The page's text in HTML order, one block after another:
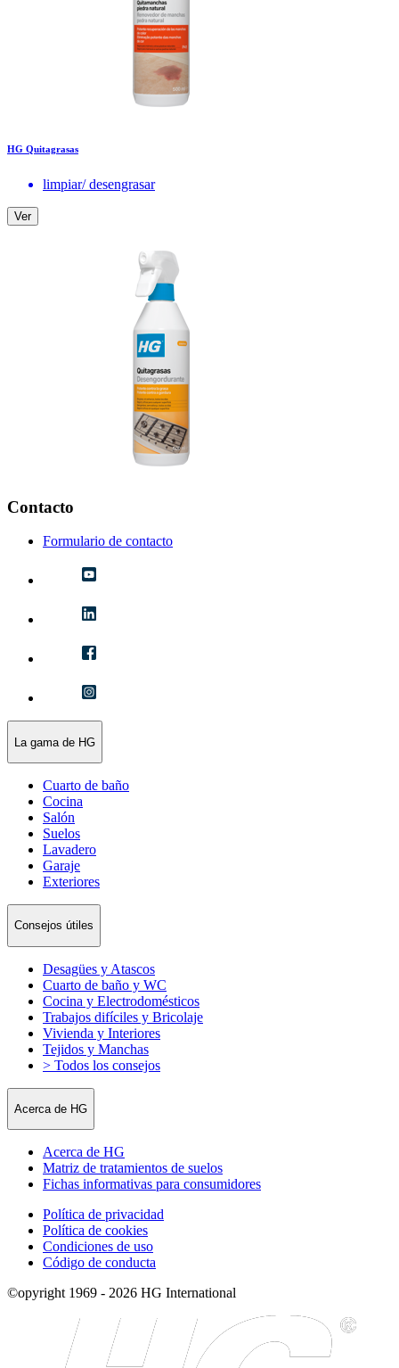
HG Quitagrasas
limpiar/ desengrasar
Ver
Contacto
Formulario de contacto
La gama de HG
Cuarto de baño
Cocina
Salón
Suelos
Lavadero
Garaje
Exteriores
Consejos útiles
Desagües y Atascos
Cuarto de baño y WC
Cocina y Electrodomésticos
Trabajos difíciles y Bricolaje
Vivienda y Interiores
Tejidos y Manchas
> Todos los consejos
Acerca de HG
Acerca de HG
Matriz de tratamientos de suelos
Fichas informativas para consumidores
Política de privacidad
Política de cookies
Condiciones de uso
Código de conducta
©opyright 1969 - 2026 HG International